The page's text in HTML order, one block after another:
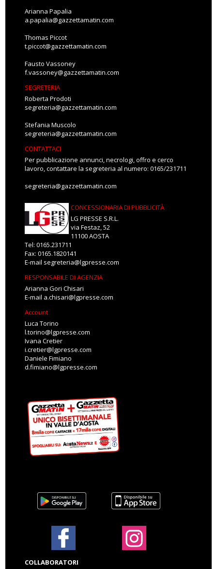
Arianna Papalia
a.papalia@gazzettamatin.com
Thomas Piccot
t.piccot@gazzettamatin.com
Fausto Vassoney
f.vassoney@gazzettamatin.com
SEGRETERIA
Roberta Prodoti
segreteria@gazzettamatin.com
Stefania Muscolo
segreteria@gazzettamatin.com
CONTATTACI
Per pubblicazione annunci, necrologi, offro e cerco
lavoro, contattare la segreteria al numero: 0165/231711
segreteria@gazzettamatin.com
CONCESSIONARIA DI PUBBLICITÀ
LG PRESSE S.R.L.
via Festaz, 52
11100 AOSTA
Tel: 0165.231711
Fax: 0165.1820141
E-mail segreteria@lgpresse.com
RESPONSABILE DI AGENZIA
Arianna Gori Chisari
E-mail a.chisari@lgpresse.com
Account
Luca Torino
l.torino@lgpresse.com
Ivana Cretier
i.cretier@lgpresse.com
Daniele Fimiano
d.fimiano@lgpresse.com
COLLABORATORI